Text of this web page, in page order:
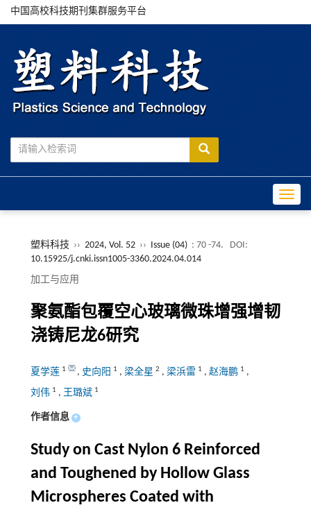
中国高校科技期刊集群服务平台
塑料科技 ›› 2024, Vol. 52 ›› Issue (04) : 70 -74.
DOI:
10.15925/j.cnki.issn1005-3360.2024.04.014
加工与应用
聚氨酯包覆空心玻璃微珠增强增韧
浇铸尼龙6研究
夏学莲 1 , 史向阳 1 , 梁全星 2 , 梁浜雷 1 , 赵海鹏 1 ,
刘伟 1 , 王璐斌 1
作者信息 +
Study on Cast Nylon 6 Reinforced
and Toughened by Hollow Glass
Microspheres Coated with